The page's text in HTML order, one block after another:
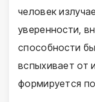
человек
уверенности,
способности
вспыхивает от
формируется